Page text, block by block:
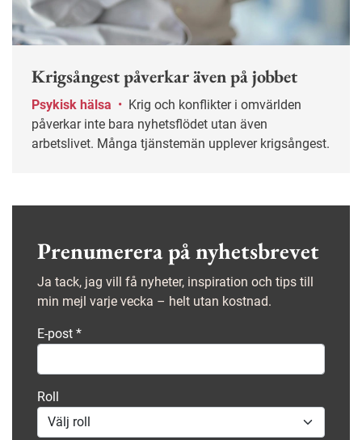
Krigsångest påverkar även på jobbet
Psykisk hälsa •
påverkar inte bara nyhetsflödet utan även
arbetslivet. Många tjänstemän upplever krigsångest.
Prenumerera på nyhetsbrevet
Ja tack, jag vill få nyheter, inspiration och tips till
min mejl varje vecka – helt utan kostnad.
E-post *
Roll